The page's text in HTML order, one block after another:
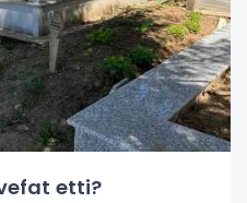
etti?